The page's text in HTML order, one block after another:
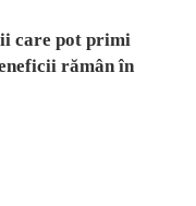
care pot primi
rămân în